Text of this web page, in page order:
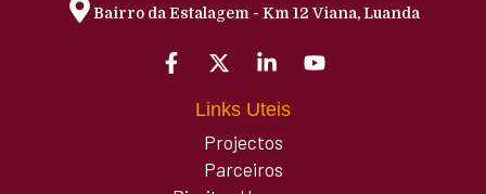
Bairro da Estalagem - Km 12 Viana, Luanda
Links Uteis
Projectos
Parceiros